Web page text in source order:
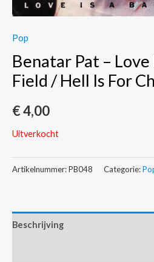
Pop
Benatar Pat –
Field / Hell Is For
€4,00
Uitverkocht
Artikelnummer:PB048 Categorie:
Beschrijving